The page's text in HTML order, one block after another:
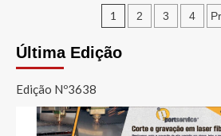
Paginação
dos
conteúdos
1 2 3 4
Última Edição
Edição Nº3638